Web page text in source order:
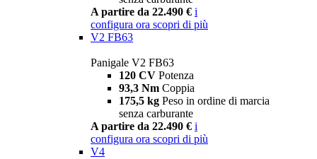
A partire da 22.490 € i
configura ora scopri di più
V2 FB63
Panigale V2 FB63
120 CV Potenza
93,3 Nm Coppia
175,5 kg Peso in ordine di marcia
senza carburante
A partire da 22.490 € i
configura ora scopri di più
V4